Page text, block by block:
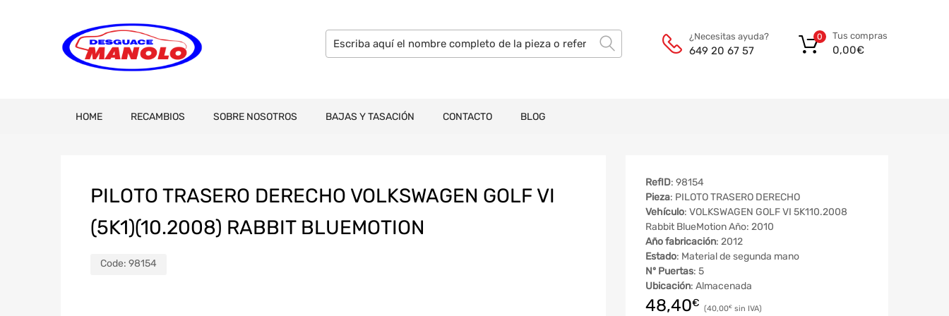
¿Necesitas ayuda?
649 20 67 57
Tus compras
0,00€
0
HOME RECAMBIOS SOBRE NOSOTROS BAJAS Y TASACIÓN CONTACTO BLOG
PILOTO TRASERO DERECHO VOLKSWAGEN GOLF VI
(5K1)(10.2008) RABBIT BLUEMOTION
Code: 98154
RefID: 98154
Pieza: PILOTO TRASERO DERECHO
Vehículo: VOLKSWAGEN GOLF VI 5K110.2008
Rabbit BlueMotion Año: 2010
Año fabricación: 2012
Estado: Material de segunda mano
Nº Puertas: 5
Ubicación: Almacenada
48,40€ 40,00€